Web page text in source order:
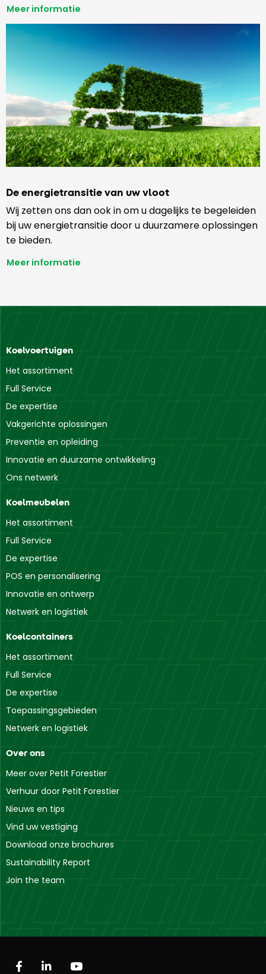
Meer informatie
De energietransitie van uw vloot
Wij zetten ons dan ook in om u dagelijks te begeleiden
bij uw energietransitie door u duurzamere oplossingen
te bieden.
Meer informatie
Koelvoertuigen
Het assortiment
Full Service
De expertise
Vakgerichte oplossingen
Preventie en opleiding
Innovatie en duurzame ontwikkeling
Ons netwerk
Koelmeubelen
Het assortiment
Full Service
De expertise
POS en personalisering
Innovatie en ontwerp
Netwerk en logistiek
Koelcontainers
Het assortiment
Full Service
De expertise
Toepassingsgebieden
Netwerk en logistiek
Over ons
Meer over Petit Forestier
Verhuur door Petit Forestier
Nieuws en tips
Vind uw vestiging
Download onze brochures
Sustainability Report
Join the team